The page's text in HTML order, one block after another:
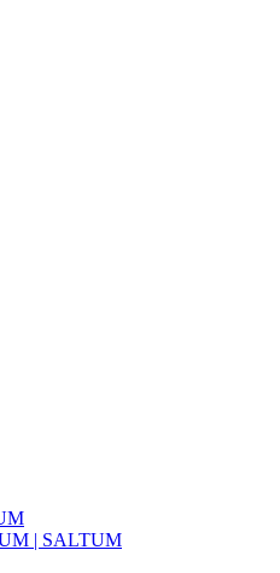
| SALTUM